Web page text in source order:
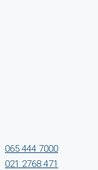
065 444 7000
021 2768 471